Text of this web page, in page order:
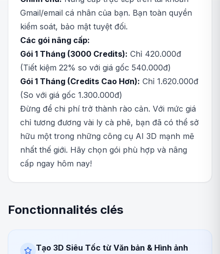
Gmail/email cá nhân của bạn. Bạn toàn quyền
kiểm soát, bảo mật tuyệt đối.
Các gói nâng cấp:
Gói 1 Tháng (3000 Credits): Chỉ 420.000đ
(Tiết kiệm 22% so với giá gốc 540.000đ)
Gói 1 Tháng (Credits Cao Hơn): Chỉ 1.620.000đ
(So với giá gốc 1.300.000đ)
Đừng để chi phí trở thành rào cản. Với mức giá
chỉ tương đương vài ly cà phê, bạn đã có thể sở
hữu một trong những công cụ AI 3D mạnh mẽ
nhất thế giới. Hãy chọn gói phù hợp và nâng
cấp ngay hôm nay!
Fonctionnalités clés
Tạo 3D Siêu Tốc từ Văn bản & Hình ảnh